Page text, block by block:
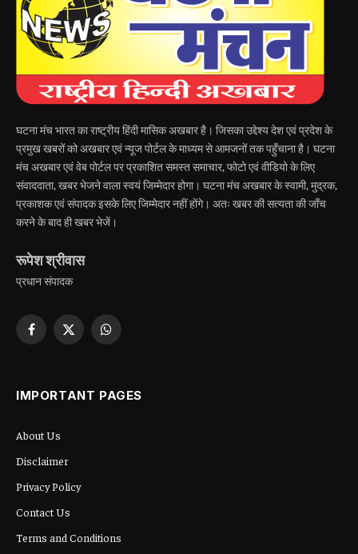
घटना मंच भारत का राष्ट्रीय हिंदी मासिक अखबार है। जिसका उद्देश्य देश एवं प्रदेश के
प्रमुख खबरों को अखबार एवं न्यूज पोर्टल के माध्यम से आमजनों तक पहुँचाना है। घटना
मंच अखबार एवं वेब पोर्टल पर प्रकाशित समस्त समाचार, फोटो एवं वीडियो के लिए
संवाददाता, खबर भेजने वाला स्वयं जिम्मेदार होगा। घटना मंच अखबार के स्वामी, मुद्रक,
प्रकाशक एवं संपादक इसके लिए जिम्मेदार नहीं होंगे। अतः खबर की सत्यता की जाँच
करने के बाद ही खबर भेजें।
रूपेश श्रीवास
प्रधान संपादक
Facebook
X
WhatsApp
IMPORTANT PAGES
About Us
Disclaimer
Privacy Policy
Contact Us
Terms and Conditions